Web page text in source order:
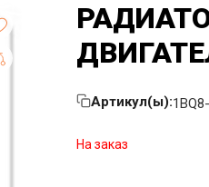
Артикул(ы):
На заказ